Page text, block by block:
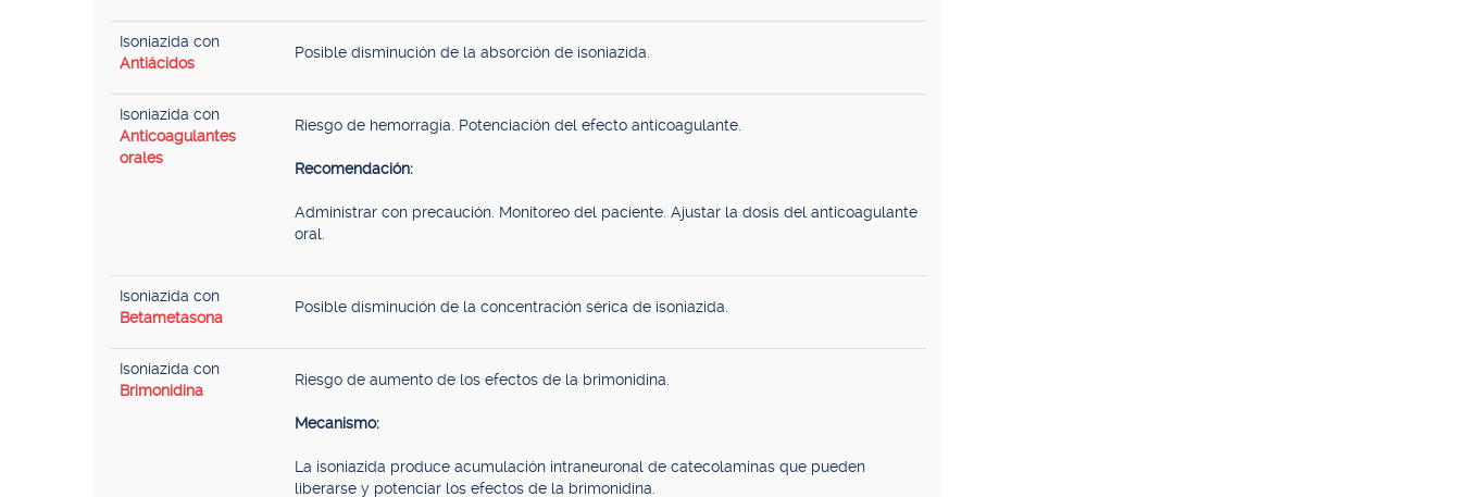
Isoniazida con
Antiácidos
Posible disminución de la absorción de isoniazida.
Isoniazida con
Anticoagulantes
orales
Riesgo de hemorragia. Potenciación del efecto anticoagulante.
Recomendación:
Administrar con precaución. Monitoreo del paciente. Ajustar la dosis del anticoagulante
oral.
Isoniazida con
Betametasona
Posible disminución de la concentración sérica de isoniazida.
Isoniazida con
Brimonidina
Riesgo de aumento de los efectos de la brimonidina.
Mecanismo:
La isoniazida produce acumulación intraneuronal de catecolaminas que pueden
liberarse y potenciar los efectos de la brimonidina.